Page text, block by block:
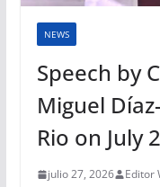
NEWS
Speech by
Miguel
Rio on July
julio 27, 2026 Editor